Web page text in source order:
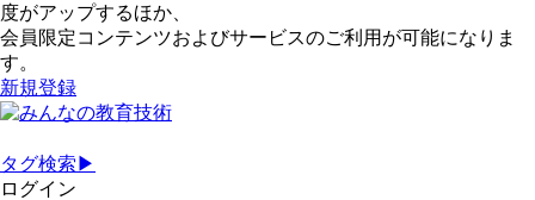
度がアップするほか、
会員限定コンテンツおよびサービスのご利用が可能になりま
す。
新規登録
タグ検索▶
ログイン